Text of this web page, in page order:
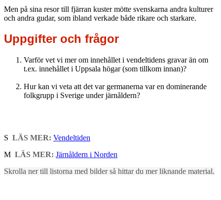
Men på sina resor till fjärran kuster mötte svenskarna andra kulturer
och andra gudar, som ibland verkade både rikare och starkare.
Uppgifter och frågor
Varför vet vi mer om innehållet i vendeltidens gravar än om
t.ex. innehållet i Uppsala högar (som tillkom innan)?
Hur kan vi veta att det var germanerna var en dominerande
folkgrupp i Sverige under järnåldern?
S LÄS MER: Vendeltiden
M LÄS MER: Järnåldern i Norden
Skrolla ner till listorna med bilder så hittar du mer liknande material.